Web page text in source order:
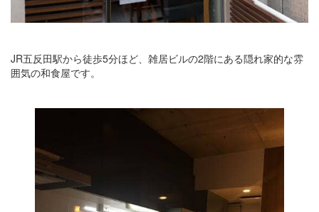
JR五反田駅から徒歩5分ほど、雑居ビルの2階にある隠れ家的な雰
囲気の和食屋です。